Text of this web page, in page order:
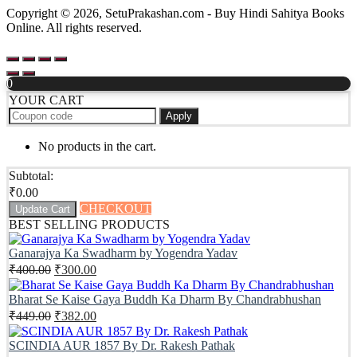
Copyright © 2026, SetuPrakashan.com - Buy Hindi Sahitya Books
Online. All rights reserved.
0
YOUR CART
Apply
No products in the cart.
Subtotal:
₹0.00
Update Cart
CHECKOUT
BEST SELLING PRODUCTS
Ganarajya Ka Swadharm by Yogendra Yadav
₹400.00 Original
price
was:
₹400.00.
₹300.00Current
price
is:
₹300.00.
Bharat Se Kaise Gaya Buddh Ka Dharm By Chandrabhushan
₹449.00 Original
price
was:
₹382.00Current
price
is:
SCINDIA AUR 1857 By Dr. Rakesh Pathak